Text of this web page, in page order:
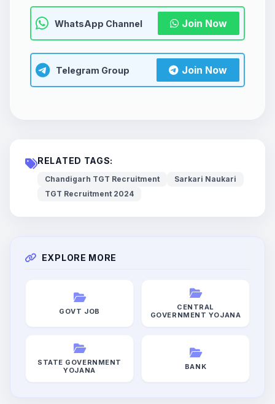
WhatsApp Channel Join Now
Telegram Group Join Now
RELATED TAGS:
Chandigarh TGT Recruitment
Sarkari Naukari
TGT Recruitment 2024
EXPLORE MORE
GOVT JOB
CENTRAL
GOVERNMENT YOJANA
STATE GOVERNMENT
YOJANA
BANK